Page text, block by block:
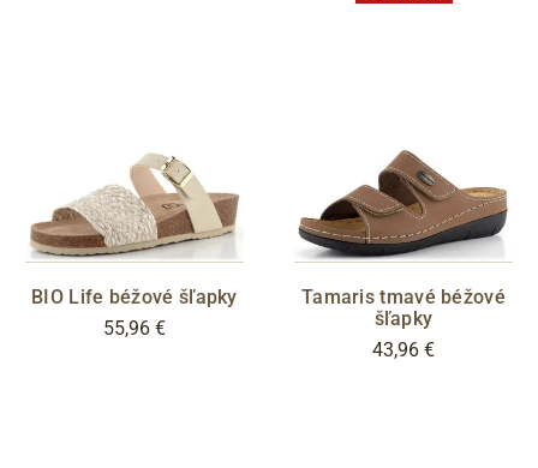
BIO Life béžové šľapky
55,96 €
Tamaris tmavé béžové
šľapky
43,96 €